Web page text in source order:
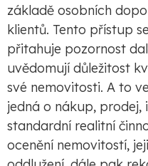
základě osobních
klientů. Tento přístup
přitahuje pozornost
uvědomují důležitost
své nemovitosti. A to
jedná o nákup, prodej,
standardní realitní
ocenění nemovitostí,